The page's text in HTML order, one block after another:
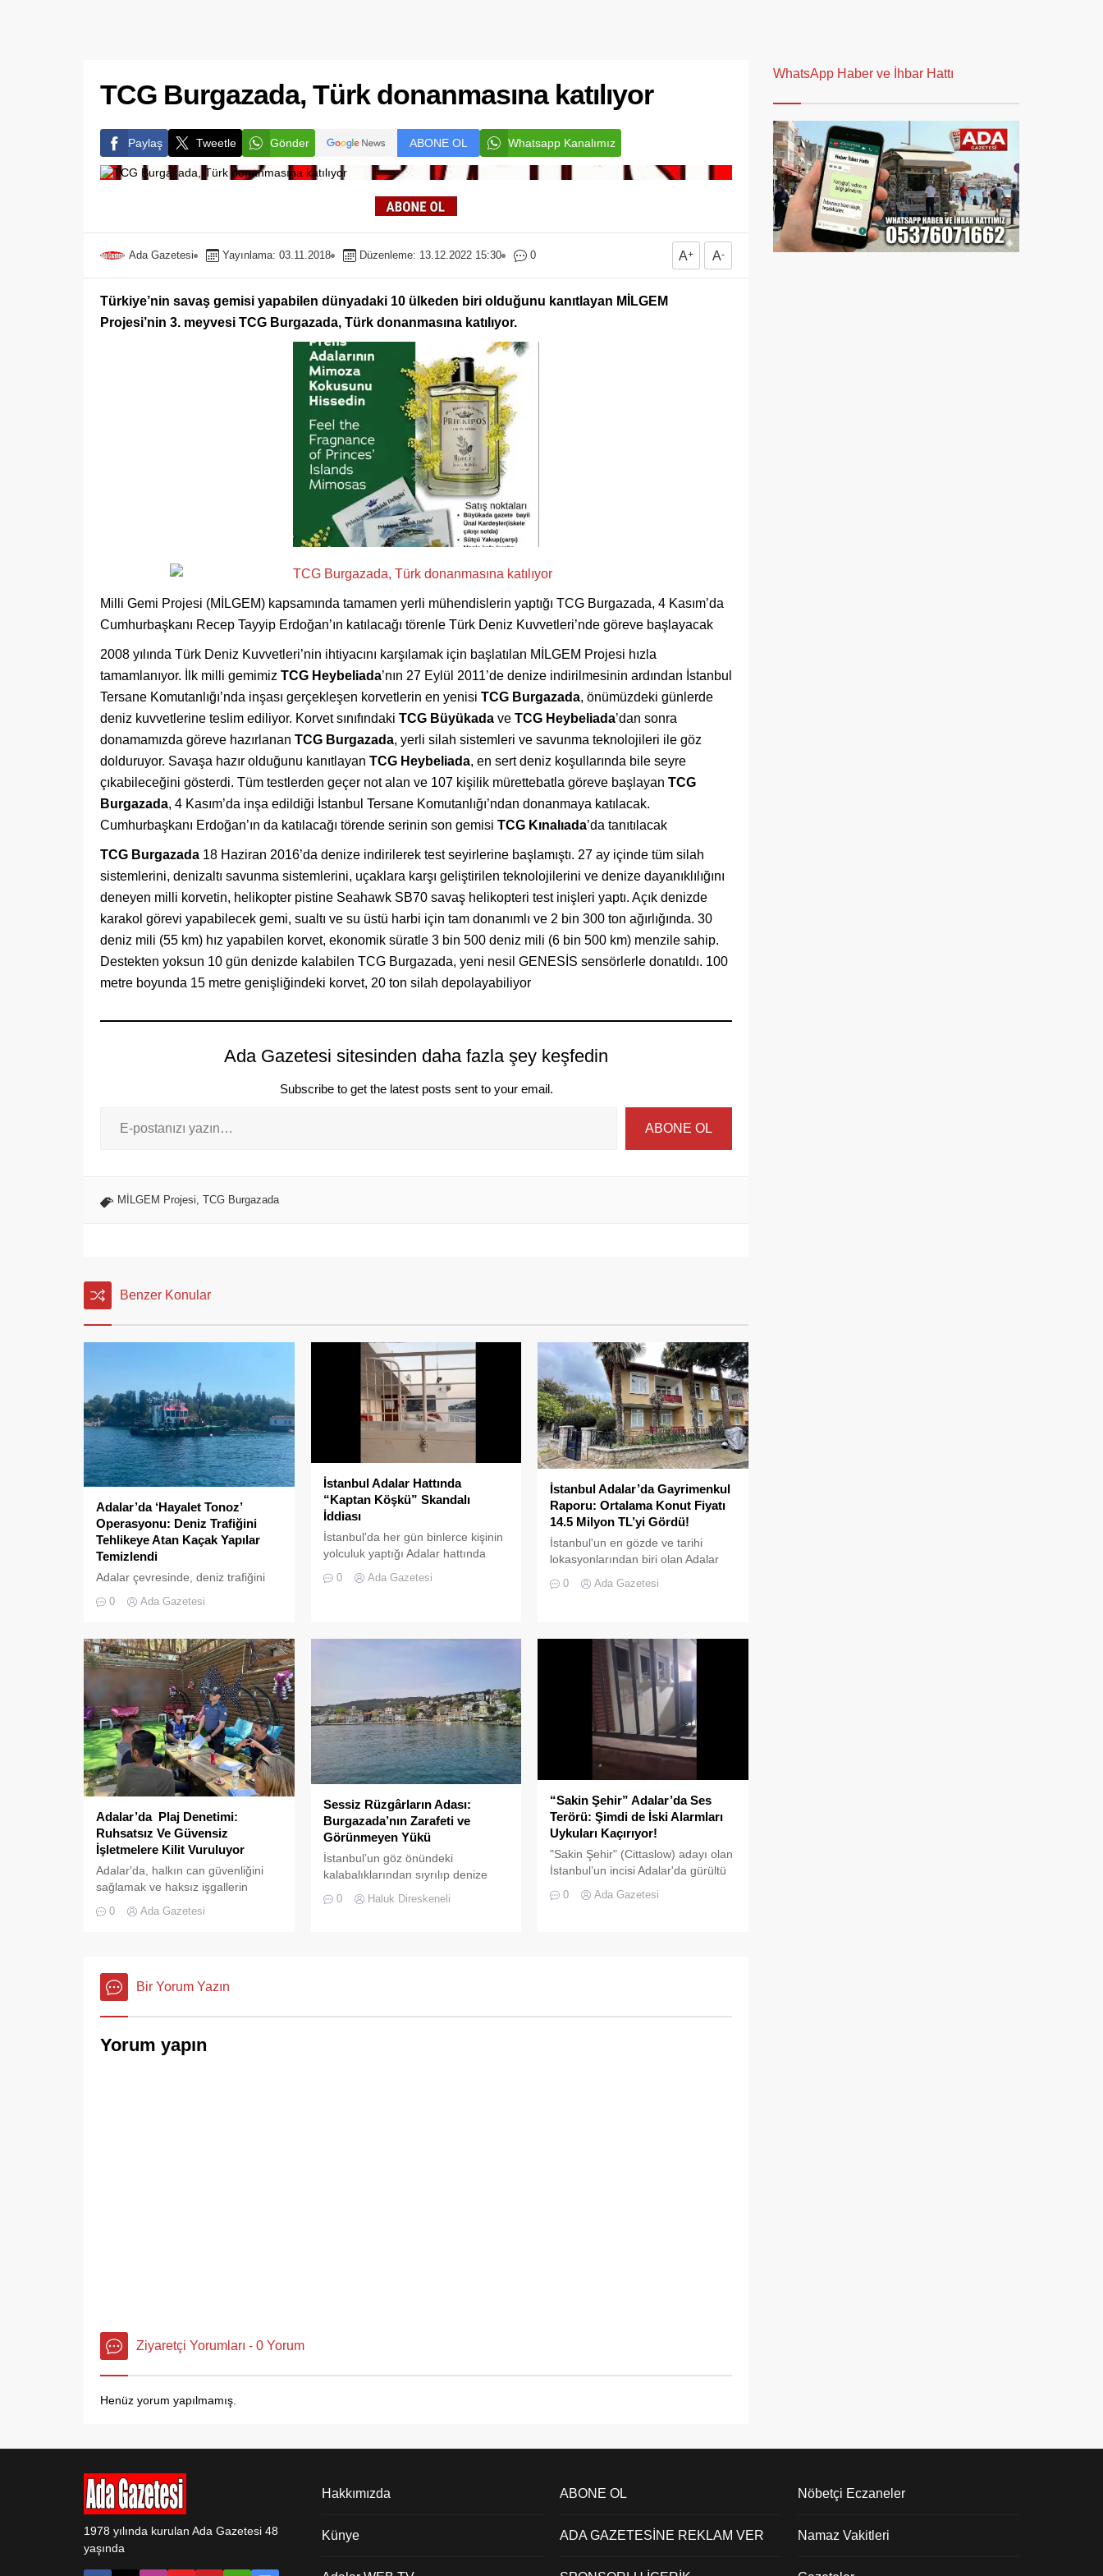
TCG Burgazada, Türk donanmasına katılıyor
Paylaş Tweetle Gönder ABONE OL Whatsapp Kanalımız
Ada Gazetesi Yayınlama: 03.11.2018 Düzenleme: 13.12.2022 15:30 0 A+ A-
Türkiye’nin savaş gemisi yapabilen dünyadaki 10 ülkeden biri olduğunu kanıtlayan MİLGEM
Projesi’nin 3. meyvesi TCG Burgazada, Türk donanmasına katılıyor.
Milli Gemi Projesi (MİLGEM) kapsamında tamamen yerli mühendislerin yaptığı TCG Burgazada, 4 Kasım’da
Cumhurbaşkanı Recep Tayyip Erdoğan’ın katılacağı törenle Türk Deniz Kuvvetleri’nde göreve başlayacak
2008 yılında Türk Deniz Kuvvetleri’nin ihtiyacını karşılamak için başlatılan MİLGEM Projesi hızla
tamamlanıyor. İlk milli gemimiz TCG Heybeliada’nın 27 Eylül 2011’de denize indirilmesinin ardından İstanbul
Tersane Komutanlığı’nda inşası gerçekleşen korvetlerin en yenisi TCG Burgazada, önümüzdeki günlerde
deniz kuvvetlerine teslim ediliyor. Korvet sınıfındaki TCG Büyükada ve TCG Heybeliada’dan sonra
donamamızda göreve hazırlanan TCG Burgazada, yerli silah sistemleri ve savunma teknolojileri ile göz
dolduruyor. Savaşa hazır olduğunu kanıtlayan TCG Heybeliada, en sert deniz koşullarında bile seyre
çıkabileceğini gösterdi. Tüm testlerden geçer not alan ve 107 kişilik mürettebatla göreve başlayan TCG
Burgazada, 4 Kasım’da inşa edildiği İstanbul Tersane Komutanlığı’ndan donanmaya katılacak.
Cumhurbaşkanı Erdoğan’ın da katılacağı törende serinin son gemisi TCG Kınalıada’da tanıtılacak
TCG Burgazada 18 Haziran 2016’da denize indirilerek test seyirlerine başlamıştı. 27 ay içinde tüm silah
sistemlerini, denizaltı savunma sistemlerini, uçaklara karşı geliştirilen teknolojilerini ve denize dayanıklılığını
deneyen milli korvetin, helikopter pistine Seahawk SB70 savaş helikopteri test inişleri yaptı. Açık denizde
karakol görevi yapabilecek gemi, sualtı ve su üstü harbi için tam donanımlı ve 2 bin 300 ton ağırlığında. 30
deniz mili (55 km) hız yapabilen korvet, ekonomik süratle 3 bin 500 deniz mili (6 bin 500 km) menzile sahip.
Destekten yoksun 10 gün denizde kalabilen TCG Burgazada, yeni nesil GENESİS sensörlerle donatıldı. 100
metre boyunda 15 metre genişliğindeki korvet, 20 ton silah depolayabiliyor
Ada Gazetesi sitesinden daha fazla şey keşfedin
Subscribe to get the latest posts sent to your email.
ABONE OL
MİLGEM Projesi, TCG Burgazada
Benzer Konular
Adalar’da ‘Hayalet Tonoz’
Operasyonu: Deniz Trafiğini
Tehlikeye Atan Kaçak Yapılar
Temizlendi
Adalar çevresinde, deniz trafiğini
neden olan usulsüz tonozlara
denetim operasyonu
gerçekleştirildi.
0 Ada Gazetesi
İstanbul Adalar Hattında
“Kaptan Köşkü” Skandalı
İddiası
İstanbul'da her gün binlerce kişinin
yolculuk yaptığı Adalar hattında
da pes" dedirtti
0 Ada Gazetesi
İstanbul Adalar’da Gayrimenkul
Raporu: Ortalama Konut Fiyatı
14.5 Milyon TL’yi Gördü!
İstanbul'un en gözde ve tarihi
lokasyonlarından biri olan Adalar
ilçesinde, gayrimenkul
piyasasındaki hareketlilik dikkat
0 Ada Gazetesi
Adalar’da Plaj Denetimi:
Ruhsatsız Ve Güvensiz
İşletmelere Kilit Vuruluyor
Adalar'da, halkın can güvenliğini
sağlamak ve haksız işgallerin
çaplı bir denetim operasyonu
0 Ada Gazetesi
Sessiz Rüzgârların Adası:
Burgazada’nın Zarafeti ve
Görünmeyen Yükü
İstanbul’un göz önündeki
kalabalıklarından sıyrılıp denize
Adaları’nın her biri kendine has bir
0 Haluk Direskeneli
“Sakin Şehir” Adalar’da Ses
Terörü: Şimdi de İski Alarmları
Uykuları Kaçırıyor!
"Sakin Şehir" (Cittaslow) adayı olan
İstanbul’un incisi Adalar'da gürültü
kirliliği bitmek bilmiyor.
0 Ada Gazetesi
Bir Yorum Yazın
Yorum yapın
Ziyaretçi Yorumları - 0 Yorum
Henüz yorum yapılmamış.
WhatsApp Haber ve İhbar Hattı
1978 yılında kurulan Ada Gazetesi 48
yaşında
Hakkımızda
Künye
ABONE OL
ADA GAZETESİNE REKLAM VER
Nöbetçi Eczaneler
Namaz Vakitleri